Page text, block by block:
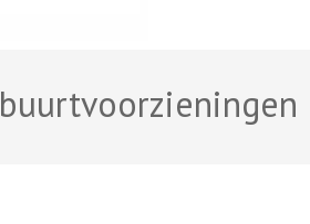
buurtvoorzieningen